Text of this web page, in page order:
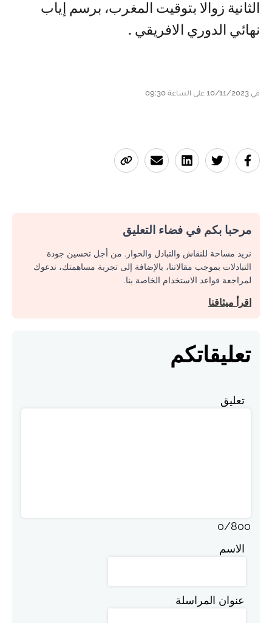
الثانية زوالا بتوقيت المغرب، برسم إياب
نهائي الدوري الافريقي .
في 10/11/2023 على الساعة 09:30
مرحبا بكم في فضاء التعليق
نريد مساحة للنقاش والتبادل والحوار. من أجل تحسين جودة
التبادلات بموجب مقالاتنا، بالإضافة إلى تجربة مساهمتك، ندعوك
لمراجعة قواعد الاستخدام الخاصة بنا.
اقرأ ميثاقنا
تعليقاتكم
تعليق
0/800
الاسم
عنوان المراسلة